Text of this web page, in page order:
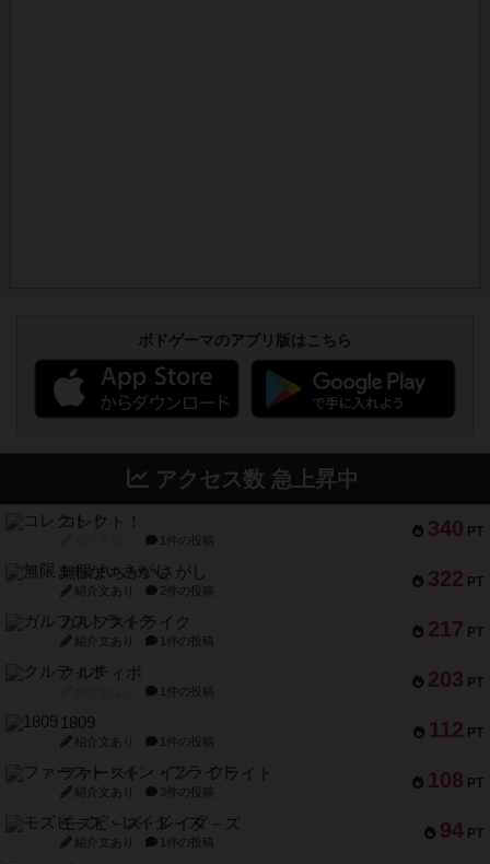
ボドゲーマのアプリ版はこちら
アクセス数 急上昇中
340 PT
コレクト！
1件の投稿
322 PT
無限まちがいさがし
紹介文あり 2件の投稿
217 PT
ガルフストライク
紹介文あり 1件の投稿
203 PT
クルティボ
1件の投稿
112 PT
1809
紹介文あり 1件の投稿
108 PT
ファースト・イン・フライト
紹介文あり 3件の投稿
94 PT
モズビ－ズ・レイダ－ズ
紹介文あり 1件の投稿